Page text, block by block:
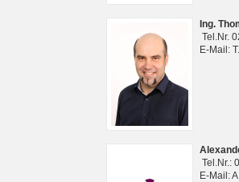
Ing.
Tel.Nr.
E-Mail:
Tel.Nr.:
E-Mail: